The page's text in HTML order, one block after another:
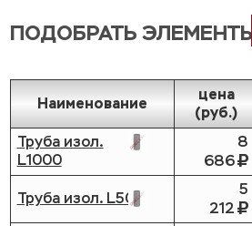
ПОДОБРАТЬ ЭЛЕМЕНТЫ
Наименование
цена
(руб.)
Труба изол.
L1000
8
686
Труба изол. L500
5
212